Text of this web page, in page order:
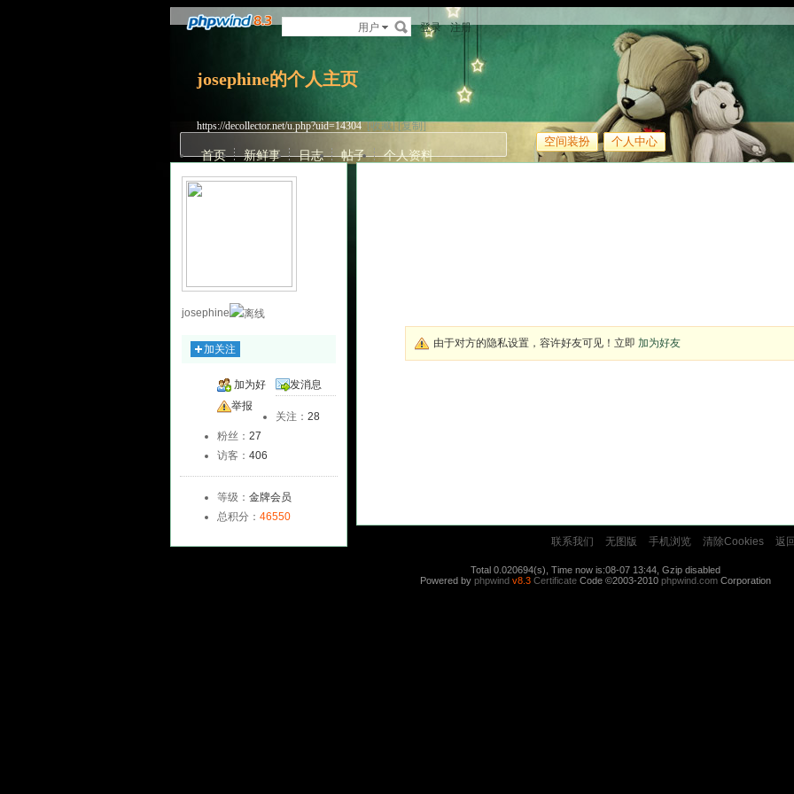
用户 登录 注册
josephine的个人主页
https://decollector.net/u.php?uid=14304[收藏] [复制]
空间装扮 个人中心
首页 新鲜事 日志 帖子 个人资料
josephine
加关注
加为好
友
发消息
举报
关注： 28
粉丝： 27
访客： 406
等级： 金牌会员
总积分： 46550
由于对方的隐私设置，容许好友可见！立即 加为好友
联系我们 无图版 手机浏览 清除Cookies 返
Total 0.020694(s), Time now is:08-07 13:44, Gzip disabled
Powered by phpwind v8.3 Certificate Code ©2003-2010 phpwind.com Corporation